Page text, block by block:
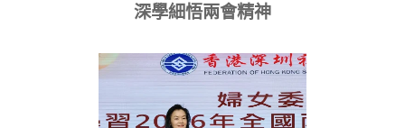
深學細悟兩會精神